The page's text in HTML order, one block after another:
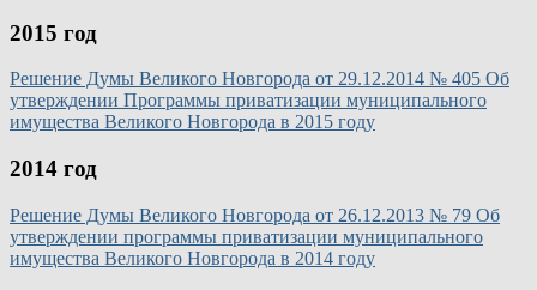
2015 год
Решение Думы Великого Новгорода от 29.12.2014 № 405 Об
утверждении Программы приватизации муниципального
имущества Великого Новгорода в 2015 году
2014 год
Решение Думы Великого Новгорода от 26.12.2013 № 79 Об
утверждении программы приватизации муниципального
имущества Великого Новгорода в 2014 году